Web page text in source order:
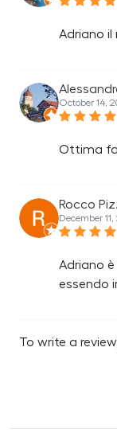
Adriano il
October 14,
Ottima
Rocco
December 11,
Adriano
essendo
To write a